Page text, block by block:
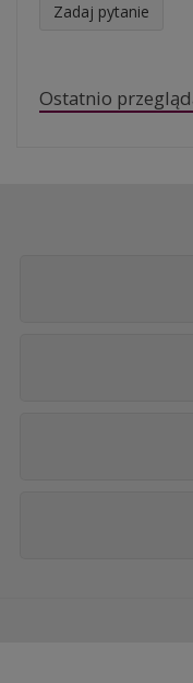
Zadaj pytanie
Ostatnio